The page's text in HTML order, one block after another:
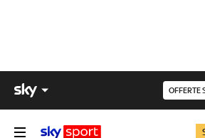
OFFERTE